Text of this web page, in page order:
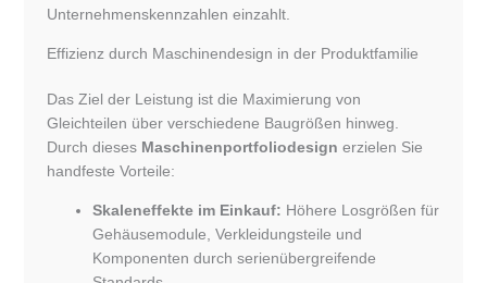
Unternehmenskennzahlen einzahlt.
Effizienz durch Maschinendesign in der Produktfamilie
Das Ziel der Leistung ist die Maximierung von
Gleichteilen über verschiedene Baugrößen hinweg.
Durch dieses Maschinenportfoliodesign erzielen Sie
handfeste Vorteile:
Skaleneffekte im Einkauf: Höhere Losgrößen für
Gehäusemodule, Verkleidungsteile und
Komponenten durch serienübergreifende